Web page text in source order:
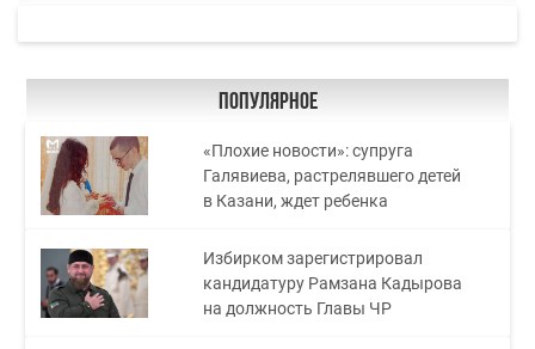
Популярное
«Плохие новости»: супруга
Галявиева, растрелявшего детей
в Казани, ждет ребенка
Избирком зарегистрировал
кандидатуру Рамзана Кадырова
на должность Главы ЧР